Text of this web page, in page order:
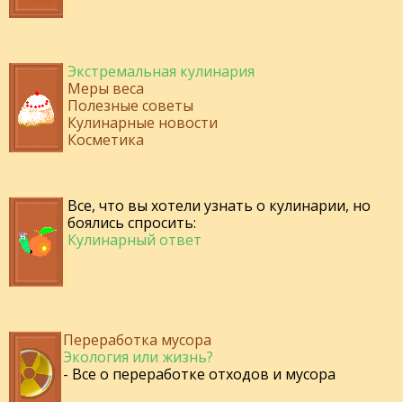
Экстремальная кулинария
Меры веса
Полезные советы
Кулинарные новости
Косметика
Все, что вы хотели узнать о кулинарии, но
боялись спросить:
Кулинарный ответ
Переработка мусора
Экология или жизнь?
- Все о переработке отходов и мусора